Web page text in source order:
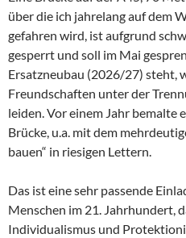
über die ich jahrelang auf dem
gefahren wird, ist aufgrund
gesperrt und soll im Mai
Ersatzneubau (2026/27) steht,
Freundschaften unter der
leiden. Vor einem Jahr bemalte
Brücke, u.a. mit dem
bauen“ in riesigen Lettern.
Das ist eine sehr passende
Menschen im 21. Jahrhundert,
Individualismus und